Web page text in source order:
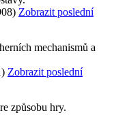
Zobrazit poslední
mechanismů a
Zobrazit poslední
způsobu hry.